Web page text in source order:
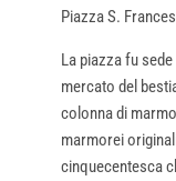
Piazza S.
La piazza fu
mercato del
colonna di
marmorei
cinquecentesca